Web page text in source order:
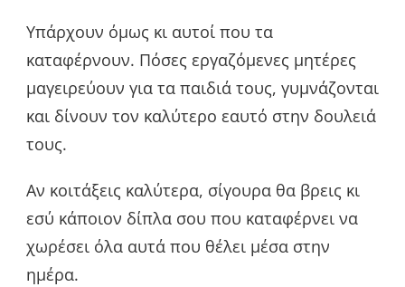
Υπάρχουν όμως κι αυτοί που τα
καταφέρνουν. Πόσες εργαζόμενες μητέρες
μαγειρεύουν για τα παιδιά τους, γυμνάζονται
και δίνουν τον καλύτερο εαυτό στην δουλειά
τους.
Αν κοιτάξεις καλύτερα, σίγουρα θα βρεις κι
εσύ κάποιον δίπλα σου που καταφέρνει να
χωρέσει όλα αυτά που θέλει μέσα στην
ημέρα.